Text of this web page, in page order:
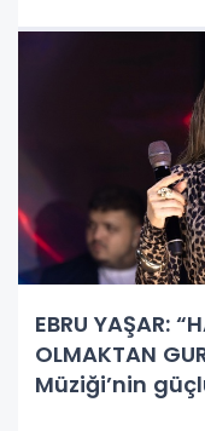
EBRU YAŞAR:
OLMAKTAN
Müziği’nin